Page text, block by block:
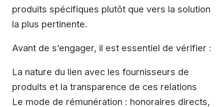
produits spécifiques plutôt que vers la solution
la plus pertinente.
Avant de s’engager, il est essentiel de vérifier :
La nature du lien avec les fournisseurs de
produits et la transparence de ces relations
Le mode de rémunération : honoraires directs,